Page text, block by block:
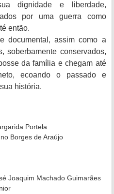
dignidade e liberdade,
por uma guerra como
então.
documental, assim como a
soberbamente conservados,
da família e chegam até
ecoando o passado e
história.
Portela
Borges de Araújo
Joaquim Machado Guimarães